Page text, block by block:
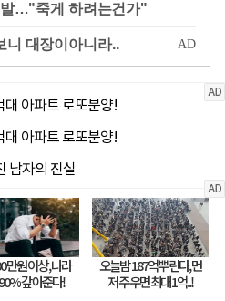
…"죽게 하려는건가"